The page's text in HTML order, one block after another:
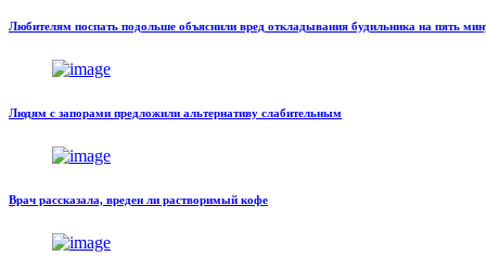
Любителям поспать подольше объяснили вред откладывания будильника на пять
Людям с запорами предложили альтернативу слабительным
Врач рассказала, вреден ли растворимый кофе